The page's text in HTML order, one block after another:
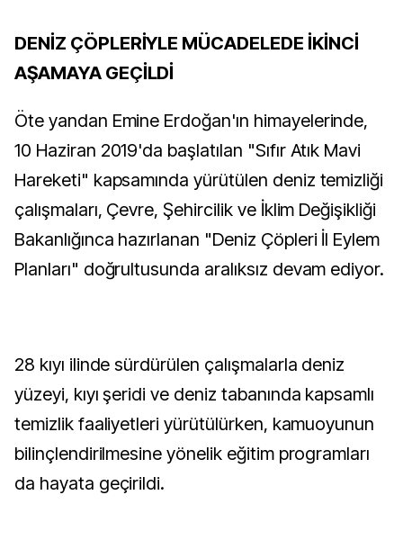
DENİZ ÇÖPLERİYLE MÜCADELEDE İKİNCİ
AŞAMAYA GEÇİLDİ
Öte yandan Emine Erdoğan'ın himayelerinde,
10 Haziran 2019'da başlatılan "Sıfır Atık Mavi
Hareketi" kapsamında yürütülen deniz temizliği
çalışmaları, Çevre, Şehircilik ve İklim Değişikliği
Bakanlığınca hazırlanan "Deniz Çöpleri İl Eylem
Planları" doğrultusunda aralıksız devam ediyor.
28 kıyı ilinde sürdürülen çalışmalarla deniz
yüzeyi, kıyı şeridi ve deniz tabanında kapsamlı
temizlik faaliyetleri yürütülürken, kamuoyunun
bilinçlendirilmesine yönelik eğitim programları
da hayata geçirildi.